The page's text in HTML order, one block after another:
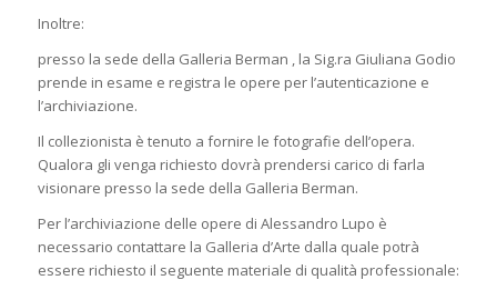
Inoltre:
presso la sede della Galleria Berman , la Sig.ra Giuliana Godio
prende in esame e registra le opere per l’autenticazione e
l’archiviazione.
Il collezionista è tenuto a fornire le fotografie dell’opera.
Qualora gli venga richiesto dovrà prendersi carico di farla
visionare presso la sede della Galleria Berman.
Per l’archiviazione delle opere di Alessandro Lupo è
necessario contattare la Galleria d’Arte dalla quale potrà
essere richiesto il seguente materiale di qualità professionale: